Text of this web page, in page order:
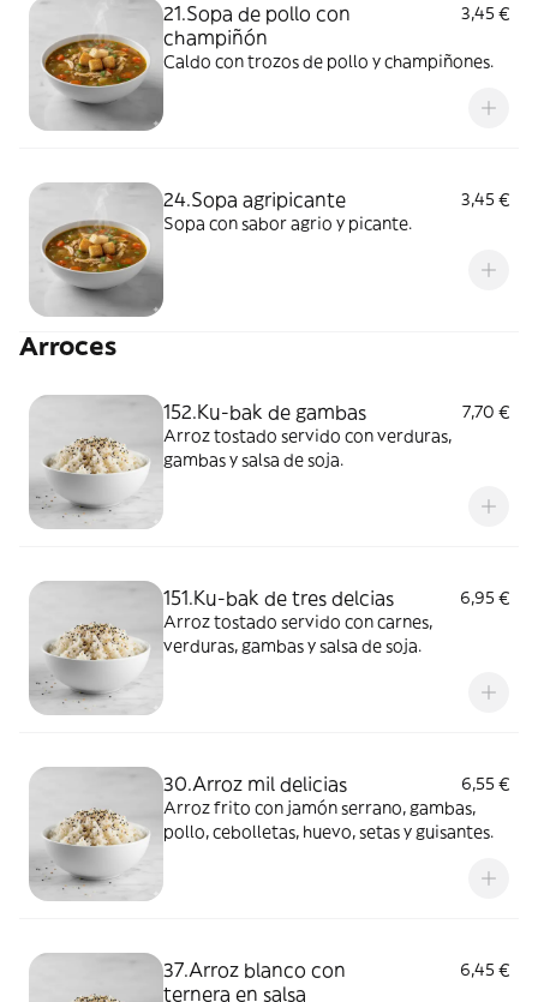
21.Sopa de pollo con
champiñón
3,45 €
Caldo con trozos de pollo y champiñones.
24.Sopa agripicante
3,45 €
Sopa con sabor agrio y picante.
Arroces
152.Ku-bak de gambas
7,70 €
Arroz tostado servido con verduras,
gambas y salsa de soja.
151.Ku-bak de tres delcias
6,95 €
Arroz tostado servido con carnes,
verduras, gambas y salsa de soja.
30.Arroz mil delicias
6,55 €
Arroz frito con jamón serrano, gambas,
pollo, cebolletas, huevo, setas y guisantes.
37.Arroz blanco con
ternera en salsa
6,45 €